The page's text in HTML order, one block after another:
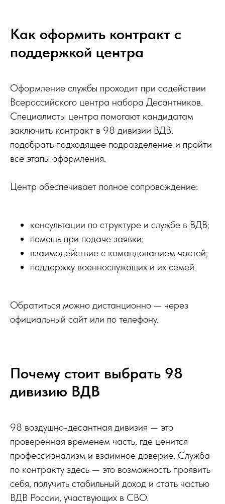
Как оформить контракт с
поддержкой центра
Оформление службы проходит при содействии
Всероссийского центра набора Десантников.
Специалисты центра помогают кандидатам
заключить контракт в 98 дивизии ВДВ,
подобрать подходящее подразделение и пройти
все этапы оформления.
Центр обеспечивает полное сопровождение:
консультации по структуре и службе в ВДВ;
помощь при подаче заявки;
взаимодействие с командованием частей;
поддержку военнослужащих и их семей.
Обратиться можно дистанционно — через
официальный сайт или по телефону.
Почему стоит выбрать 98
дивизию ВДВ
98 воздушно-десантная дивизия — это
проверенная временем часть, где ценится
профессионализм и взаимное доверие. Служба
по контракту здесь — это возможность проявить
себя, получить стабильный доход и стать частью
ВДВ России, участвующих в СВО.